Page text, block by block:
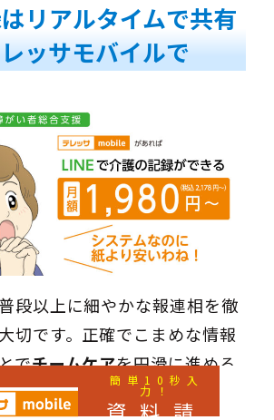
簡単10秒入
力！
資料請
リアルタイムで共有
ッサモバイルで
段以上に細やかな報連相を徹
切です。正確でこまめな情報
でチームケアを円滑に進める
。